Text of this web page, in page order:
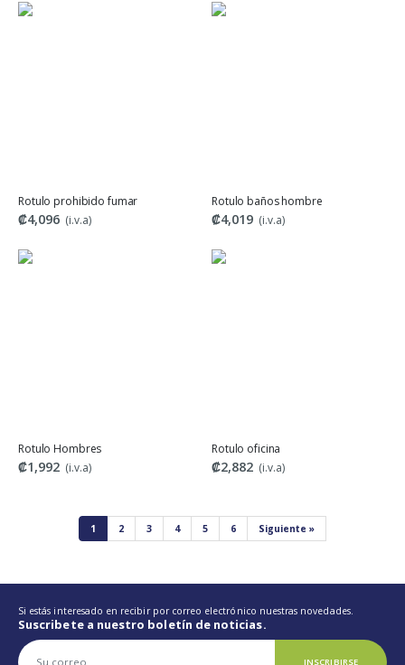
Rotulo prohibido fumar
₡4,096 (i.v.a)
Rotulo baños hombre
₡4,019 (i.v.a)
Rotulo Hombres
₡1,992 (i.v.a)
Rotulo oficina
₡2,882 (i.v.a)
1 2 3 4 5 6 Siguiente »
Si estás interesado en recibir por correo electrónico nuestras novedades.
Suscribete a nuestro boletín de noticias.
INSCRIBIRSE